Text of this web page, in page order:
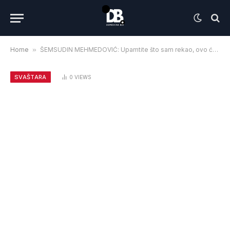
Home » ŠEMSUDIN MEHMEDOVIĆ: Upamtite što sam rekao, ovo će promijeniti političku strukturu na državnom i svim drugim nivoima vlasti
SVAŠTARA 0 VIEWS